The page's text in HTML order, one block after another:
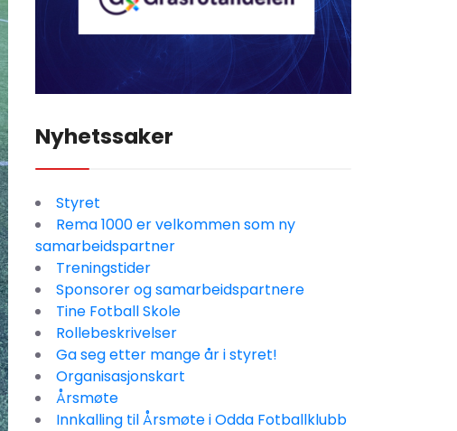
Nyhetssaker
Styret
Rema 1000 er velkommen som ny
samarbeidspartner
Treningstider
Sponsorer og samarbeidspartnere
Tine Fotball Skole
Rollebeskrivelser
Ga seg etter mange år i styret!
Organisasjonskart
Årsmøte
Innkalling til Årsmøte i Odda Fotballklubb